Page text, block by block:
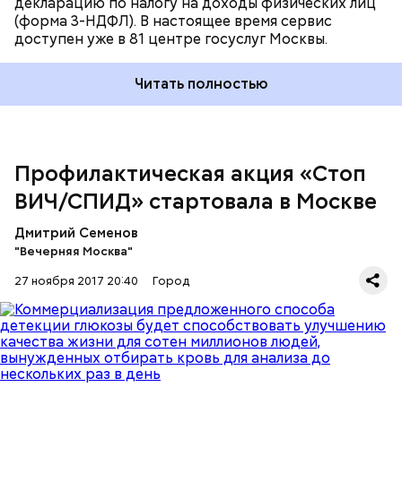
(форма 3-НДФЛ). В настоящее время сервис
доступен уже в 81 центре госуслуг Москвы.
Читать полностью
Профилактическая акция «Стоп
ВИЧ/СПИД» стартовала в Москве
Дмитрий Семенов
"Вечерняя Москва"
27 ноября 2017 20:40
Город
Пройти бесплатное тестирование на ВИЧ можно в
медицинских учреждениях Москвы — акцию
поддерживает Департамент здравоохранения
столицы — и на ВДНХ.
СПИДом по телефону круглосуточной горячей
линии (495) 366-62-38 и на сайте городской
комплексной программы «АнтиВИЧ/ СПИД».